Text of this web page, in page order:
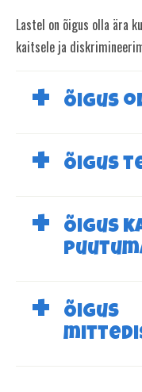
Lastel on õigus olla ära
kaitsele ja
Õigus
Õigus
Õigus
Õigus